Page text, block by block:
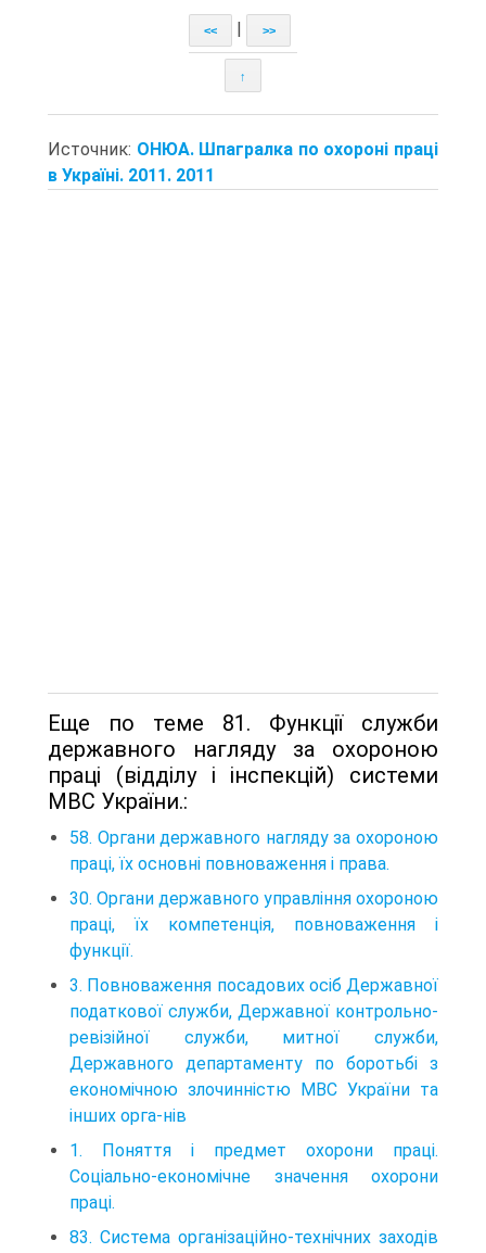
<< >>
↑
Источник: ОНЮА. Шпагралка по охороні праці
в Україні. 2011. 2011
Еще по теме 81. Функції служби
державного нагляду за охороною
праці (відділу і інспекцій) системи
МВС України.:
58. Органи державного нагляду за охороною
праці, їх основні повноваження і права.
30. Органи державного управління охороною
праці, їх компетенція, повноваження і
функції.
3. Повноваження посадових осіб Державної
податкової служби, Державної контрольно-
ревізійної служби, митної служби,
Державного департаменту по боротьбі з
економічною злочинністю МВС України та
інших орга-нів
1. Поняття і предмет охорони праці.
Соціально-економічне значення охорони
праці.
83. Система організаційно-технічних заходів